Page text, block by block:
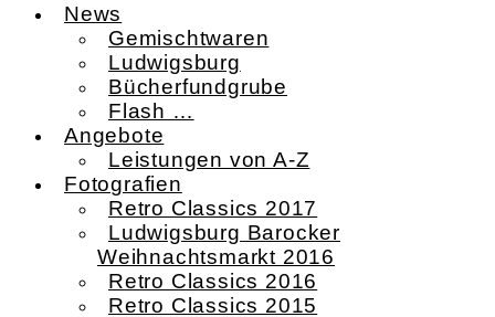
News
Gemischtwaren
Ludwigsburg
Bücherfundgrube
Flash …
Angebote
Leistungen von A-Z
Fotografien
Retro Classics 2017
Ludwigsburg Barocker
Weihnachtsmarkt 2016
Retro Classics 2016
Retro Classics 2015